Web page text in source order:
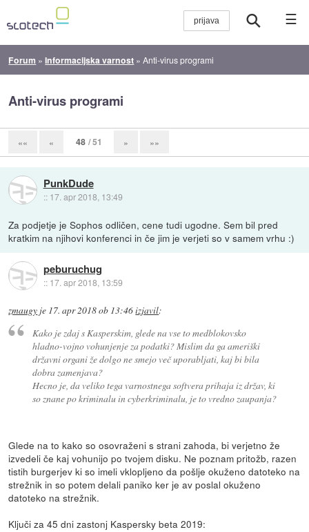
☰
Forum »Informacijska varnost »Anti-virus programi
Anti-virus programi
«« « 48 / 51 » »»
PunkDude
:: 17. apr 2018, 13:49
Za podjetje je Sophos odličen, cene tudi ugodne. Sem bil pred
kratkim na njihovi konferenci in če jim je verjeti so v samem vrhu :)
peburuchug
:: 17. apr 2018, 13:59
zmaugy je 17. apr 2018 ob 13:46izjavil:
Kako je zdaj s Kasperskim, glede na vse to medblokovsko
hladno-vojno vohunjenje za podatki? Mislim da ga ameriški
državni organi že dolgo ne smejo več uporabljati, kaj bi bila
dobra zamenjava?
Hecno je, da veliko tega varnostnega softvera prihaja iz držav, ki
so znane po kriminalu in cyberkriminalu, je to vredno zaupanja?
Glede na to kako so osovraženi s strani zahoda, bi verjetno že
izvedeli če kaj vohunijo po tvojem disku. Ne poznam pritožb, razen
tistih burgerjev ki so imeli vklopljeno da pošlje okuženo datoteko na
strežnik in so potem delali paniko ker je av poslal okuženo
datoteko na strežnik.
Ključi za 45 dni zastonj Kaspersky beta 2019: